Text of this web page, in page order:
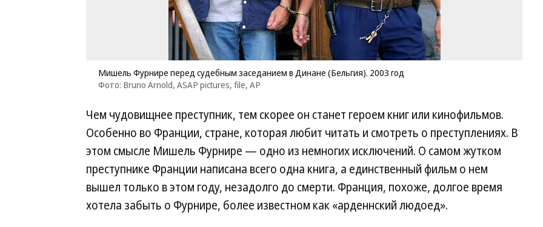
Мишель Фурнире перед судебным заседанием в Динане (Бельгия). 2003 год
Фото: Bruno Arnold, ASAP pictures, file, AP
Чем чудовищнее преступник, тем скорее он станет героем книг или кинофильмов.
Особенно во Франции, стране, которая любит читать и смотреть о преступлениях. В
этом смысле Мишель Фурнире — одно из немногих исключений. О самом жутком
преступнике Франции написана всего одна книга, а единственный фильм о нем
вышел только в этом году, незадолго до смерти. Франция, похоже, долгое время
хотела забыть о Фурнире, более известном как «арденнский людоед».